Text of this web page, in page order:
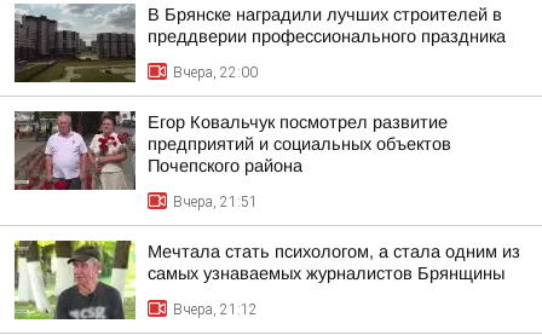
В Брянске наградили лучших строителей в
преддверии профессионального праздника
Вчера, 22:00
Егор Ковальчук посмотрел развитие
предприятий и социальных объектов
Почепского района
Вчера, 21:51
Мечтала стать психологом, а стала одним из
самых узнаваемых журналистов Брянщины
Вчера, 21:12